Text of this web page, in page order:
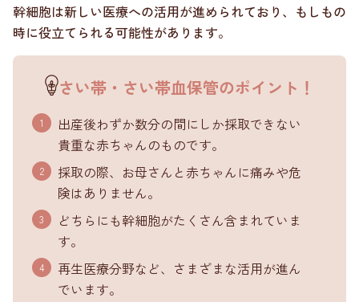
幹細胞は新しい医療への活用が進められており、もしもの
時に役立てられる可能性があります。
さい帯・さい帯血保管のポイント！
出産後わずか数分の間にしか採取できない
貴重な赤ちゃんのものです。
採取の際、お母さんと赤ちゃんに痛みや危
険はありません。
どちらにも幹細胞がたくさん含まれていま
す。
再生医療分野など、さまざまな活用が進ん
でいます。